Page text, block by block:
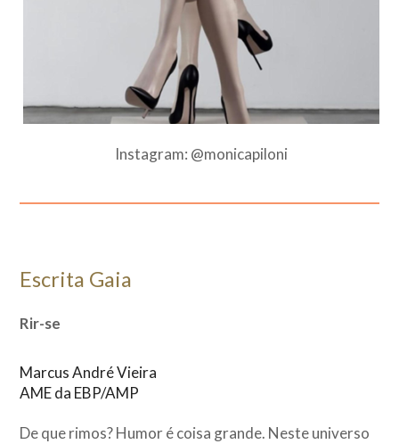
Instagram: @monicapiloni
Escrita Gaia
Rir-se
Marcus André Vieira
AME da EBP/AMP
De que rimos? Humor é coisa grande. Neste universo